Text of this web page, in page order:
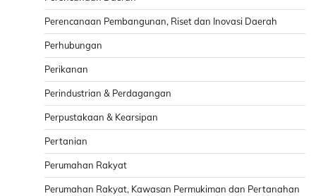
Perencanaan Pembangunan, Riset dan Inovasi Daerah
Perhubungan
Perikanan
Perindustrian & Perdagangan
Perpustakaan & Kearsipan
Pertanian
Perumahan Rakyat
Perumahan Rakyat, Kawasan Permukiman dan Pertanahan